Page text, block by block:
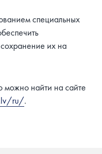
специальных
их на
найти на сайте
ru/.